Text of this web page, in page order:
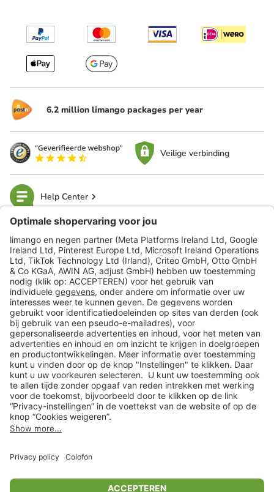
6.2 million limango packages per year
Veilige verbinding
Help Center
limango
Veilig winkelen
Klantenservice
Shop
Acties